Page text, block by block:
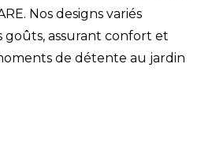
Nos designs variés
goûts, assurant confort et
de détente au jardin